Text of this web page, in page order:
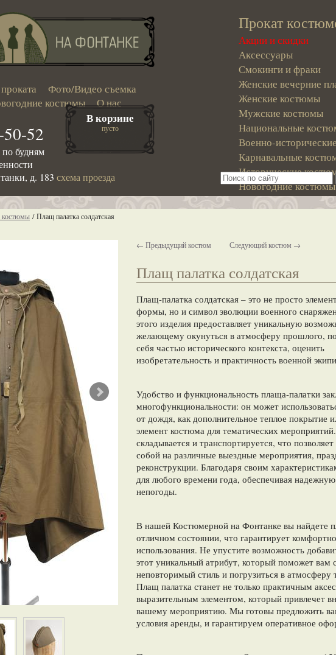
Фото/Видео съемка
костюмы О нас
52
будням
д. 183 схема проезда
В корзине
пусто
Прокат
Акции и скидки
Аксессуары
Смокинги и фраки
Женские вечерние
Женские костюмы
Мужские костюмы
Национальные
Военно-
Карнавальные
Исторические
Новогодние костюмы
костюмы / Плащ палатка солдатская
← Предыдущий костюм Следующий костюм →
Плащ палатка солдатская
Плащ-палатка солдатская – это не просто
формы, но и символ эволюции военного
этого изделия предоставляет уникальную
желающему окунуться в атмосферу прошлого,
себя частью исторического контекста, оценить
изобретательность и практичность военной
Удобство и функциональность плаща-палатки
многофункциональности: он может
от дождя, как дополнительное теплое покрытие
элемент костюма для тематических
складывается и транспортируется, что позволяет
собой на различные выездные мероприятия,
реконструкции. Благодаря своим
для любого времени года, обеспечивая
непогоды.
В нашей Костюмерной на Фонтанке вы найдете
отличном состоянии, что гарантирует
использования. Не упустите возможность
этот уникальный атрибут, который поможет вам
неповторимый стиль и погрузиться в атмосферу
Плащ палатка станет не только практичным
выразительным элементом, который привлечет
вашему мероприятию. Мы готовы предложить
условия аренды, и гарантируем оперативное